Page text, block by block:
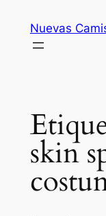
contenido
Nuevas
skin